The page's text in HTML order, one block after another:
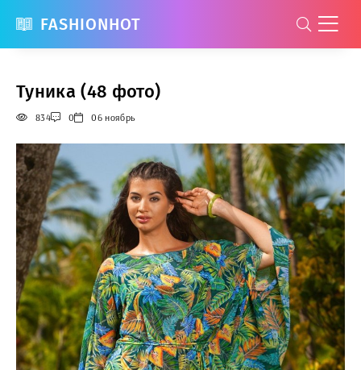
FASHIONHOT
Туника (48 фото)
834 0 06 ноябрь